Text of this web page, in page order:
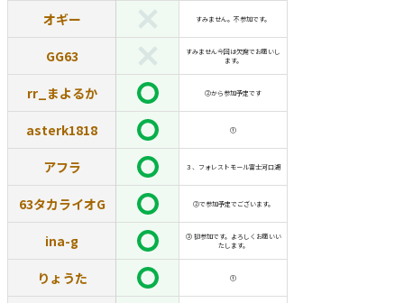
オギー すみません。不参加です。
GG63
すみません今回は欠席でお願いし
ます。
rr_まよるか ②から参加予定です
asterk1818 ①
アフラ ３、フォレストモール富士河口湖
63タカライオG ②で参加予定でございます。
ina-g
③ 初参加です。よろしくお願いい
たします。
りょうた ①